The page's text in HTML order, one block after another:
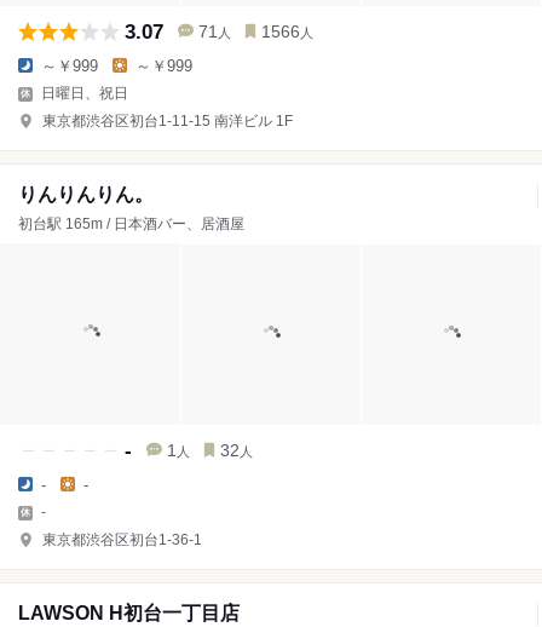
3.07 71 人 1566 人
～￥999 ～￥999
日曜日、祝日
東京都渋谷区初台1-11-15 南洋ビル 1F
りんりんりん。
初台駅 165m / 日本酒バー、居酒屋
- 1 人 32 人
- -
-
東京都渋谷区初台1-36-1
LAWSON H初台一丁目店